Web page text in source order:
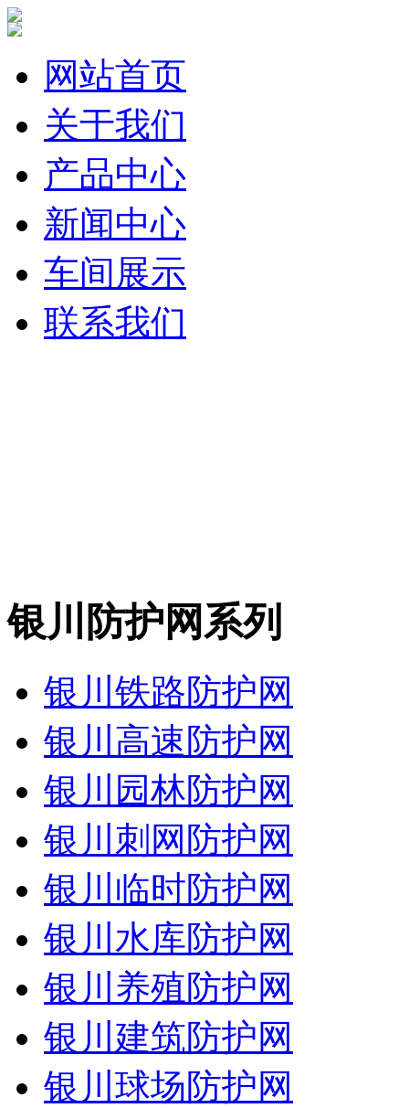
网站首页
关于我们
产品中心
新闻中心
车间展示
联系我们
银川防护网系列
银川铁路防护网
银川高速防护网
银川园林防护网
银川刺网防护网
银川临时防护网
银川水库防护网
银川养殖防护网
银川建筑防护网
银川球场防护网